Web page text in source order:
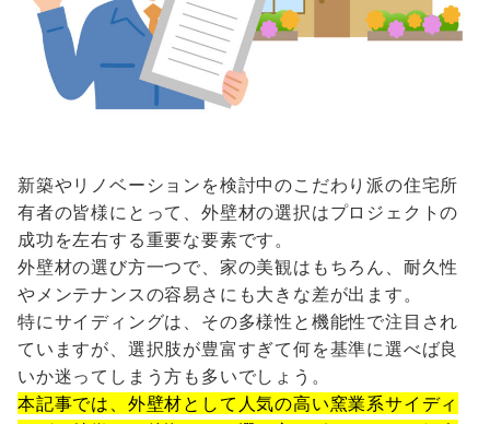
新築やリノベーションを検討中のこだわり派の住宅所
有者の皆様にとって、外壁材の選択はプロジェクトの
成功を左右する重要な要素です。
外壁材の選び方一つで、家の美観はもちろん、耐久性
やメンテナンスの容易さにも大きな差が出ます。
特にサイディングは、その多様性と機能性で注目され
ていますが、選択肢が豊富すぎて何を基準に選べば良
いか迷ってしまう方も多いでしょう。
本記事では、外壁材として人気の高い窯業系サイディ